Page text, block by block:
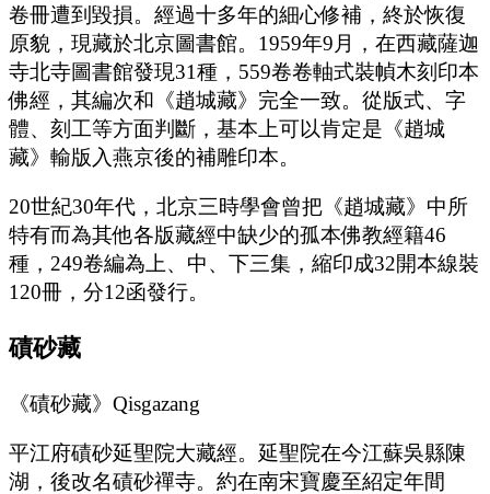
卷冊遭到毀損。經過十多年的細心修補，終於恢復
原貌，現藏於北京圖書館。1959年9月，在西藏薩迦
寺北寺圖書館發現31種，559卷卷軸式裝幀木刻印本
佛經，其編次和《趙城藏》完全一致。從版式、字
體、刻工等方面判斷，基本上可以肯定是《趙城
藏》輸版入燕京後的補雕印本。
20世紀30年代，北京三時學會曾把《趙城藏》中所
特有而為其他各版藏經中缺少的孤本佛教經籍46
種，249卷編為上、中、下三集，縮印成32開本線裝
120冊，分12函發行。
磧砂藏
《磧砂藏》Qisgazang
平江府磧砂延聖院大藏經。延聖院在今江蘇吳縣陳
湖，後改名磧砂禪寺。約在南宋寶慶至紹定年間